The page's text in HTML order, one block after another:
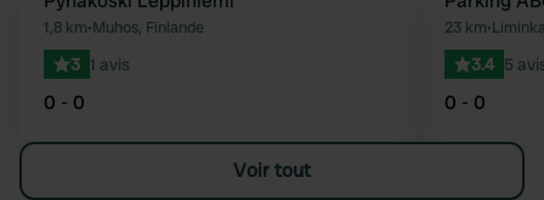
Préféré
1,8 km•Muhos, Finlande
3 1 avis
0 - 0
23 km•
3.4 5
0 - 0
Voir tout